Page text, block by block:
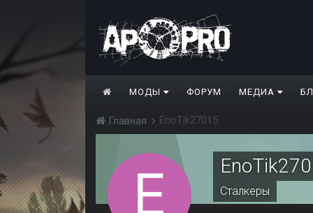
МОДЫ ФОРУМ МЕДИА
Главная EnoTik27015
Сталкеры